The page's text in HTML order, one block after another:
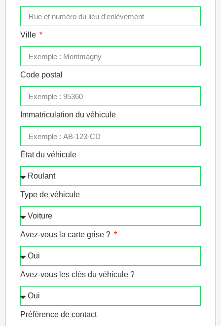
Ville
Code postal
Immatriculation du véhicule
État du véhicule
Type de véhicule
Avez-vous la carte grise ?
Avez-vous les clés du véhicule ?
Préférence de contact